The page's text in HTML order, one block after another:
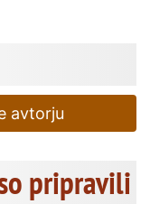
avtorju
pripravili